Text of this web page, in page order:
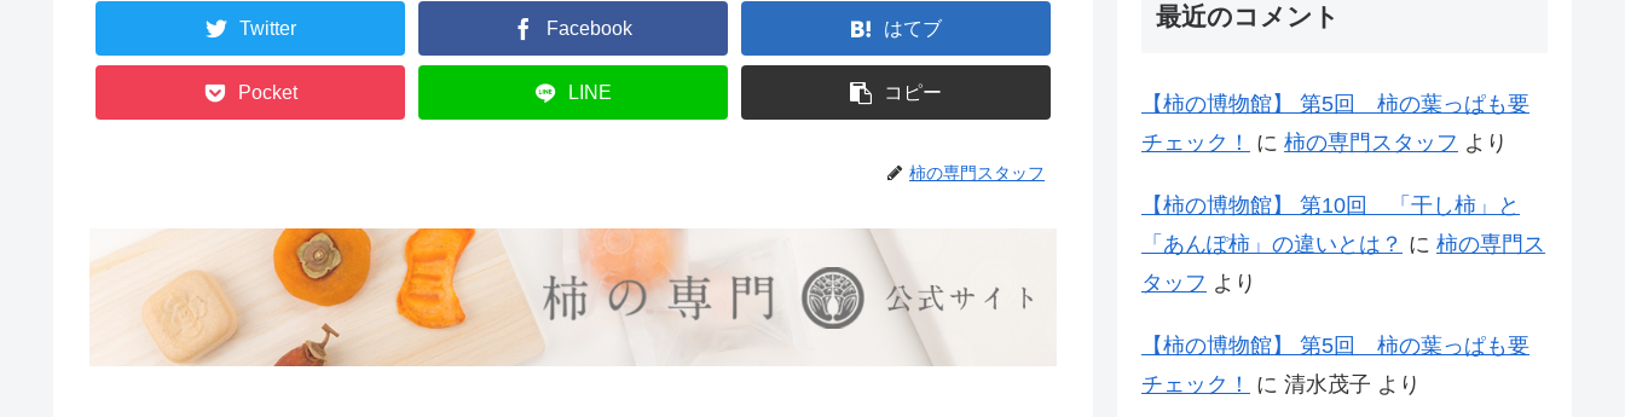
Twitter Facebook はてブ
Pocket LINE コピー
柿の専門スタッフ
最近のコメント
【柿の博物館】 第5回 柿の葉っぱも要
チェック！
に 柿の専門スタッフ より
【柿の博物館】 第10回 「干し柿」と
「あんぽ柿」の違いとは？ に 柿の専門ス
タッフ より
【柿の博物館】 第5回 柿の葉っぱも要
チェック！
に 清水茂子 より